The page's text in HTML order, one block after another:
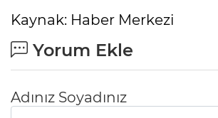
Kaynak: Haber Merkezi
Yorum Ekle
Adınız Soyadınız